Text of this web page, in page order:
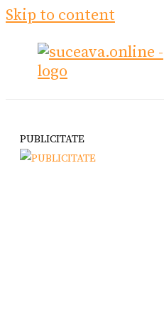
Skip to content
PUBLICITATE